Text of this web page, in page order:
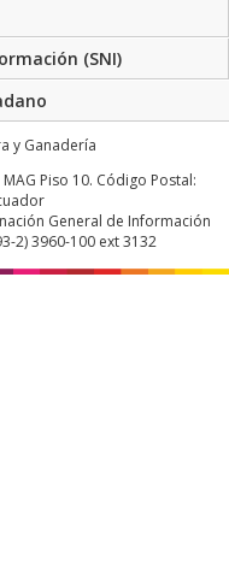
(SNI)
Piso 10. Código Postal:
General de Información
2) 3960-100 ext 3132